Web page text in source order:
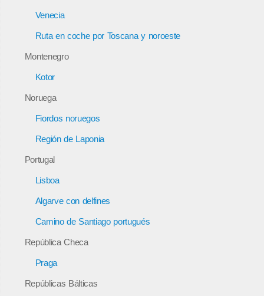
Venecia
Ruta en coche por Toscana y noroeste
Montenegro
Kotor
Noruega
Fiordos noruegos
Región de Laponia
Portugal
Lisboa
Algarve con delfines
Camino de Santiago portugués
República Checa
Praga
Repúblicas Bálticas